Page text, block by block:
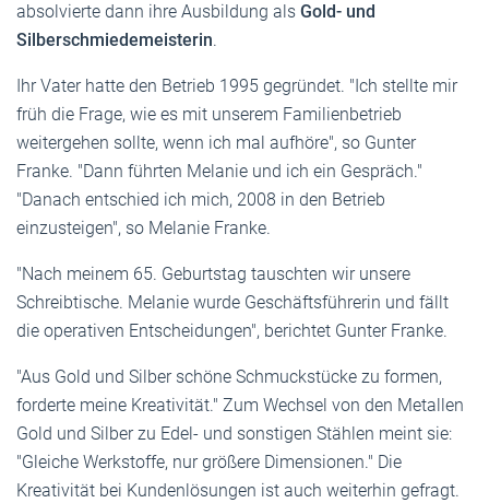
absolvierte dann ihre Ausbildung als Gold- und
Silberschmiedemeisterin.
Ihr Vater hatte den Betrieb 1995 gegründet. "Ich stellte mir
früh die Frage, wie es mit unserem Familienbetrieb
weitergehen sollte, wenn ich mal aufhöre", so Gunter
Franke. "Dann führten Melanie und ich ein Gespräch."
"Danach entschied ich mich, 2008 in den Betrieb
einzusteigen", so Melanie Franke.
"Nach meinem 65. Geburtstag tauschten wir unsere
Schreibtische. Melanie wurde Geschäftsführerin und fällt
die operativen Entscheidungen", berichtet Gunter Franke.
"Aus Gold und Silber schöne Schmuckstücke zu formen,
forderte meine Kreativität." Zum Wechsel von den Metallen
Gold und Silber zu Edel- und sonstigen Stählen meint sie:
"Gleiche Werkstoffe, nur größere Dimensionen." Die
Kreativität bei Kundenlösungen ist auch weiterhin gefragt.